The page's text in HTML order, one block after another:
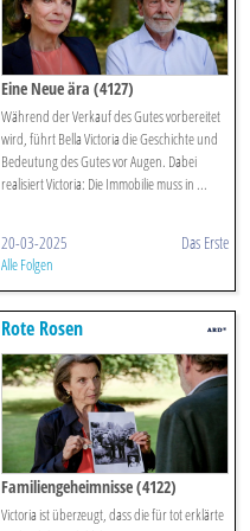
Eine Neue ära (4127)
Während der Verkauf des Gutes vorbereitet
wird, führt Bella Victoria die Geschichte und
Bedeutung des Gutes vor Augen. Dabei
realisiert Victoria: Die Immobilie muss in ...
20-03-2025 Das Erste
Alle Folgen
Rote Rosen
Familiengeheimnisse (4122)
Victoria ist überzeugt, dass die für tot erklärte